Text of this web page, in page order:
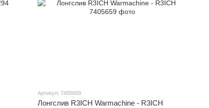
Артикул: 7405659
Лонгслив R3ICH Warmachine - R3ICH